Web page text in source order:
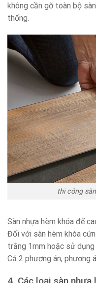
không cần gỡ toàn bộ
thống.
thi công
Sàn nhựa hèm khóa đế
Đối với sàn hèm khóa
trắng 1mm hoặc sử
Cả 2 phương án, phương